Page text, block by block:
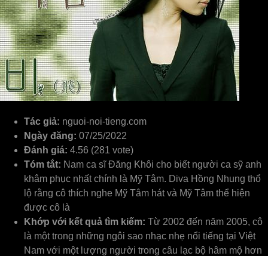
Tác giả: nguoi-noi-tieng.com
Ngày đăng: 07/25/2022
Đánh giá: 4.56 (281 vote)
Tóm tắt: Nam ca sĩ Đăng Khôi cho biết người ca sỹ anh
khâm phục nhất chính là Mỹ Tâm. Diva Hồng Nhung thổ
lộ rằng cô thích nghe Mỹ Tâm hát và Mỹ Tâm thể hiện
được cô là
Khớp với kết quả tìm kiếm: Từ 2002 đến năm 2005, cô
là một trong những ngôi sao nhạc nhẹ nổi tiếng tại Việt
Nam với một lượng người trong câu lạc bộ hâm mộ hơn